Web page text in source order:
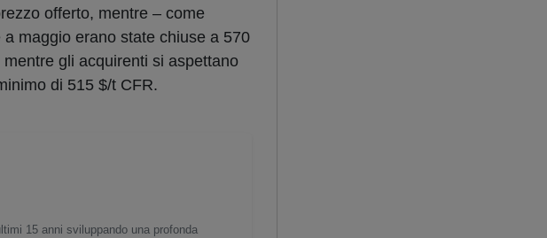
offerto, mentre – come
maggio erano state chiuse a 570
gli acquirenti si aspettano
di 515 $/t CFR.
15 anni sviluppando una profonda